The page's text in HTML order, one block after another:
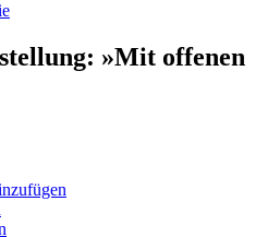
»Mit offenen